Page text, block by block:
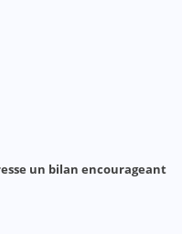
un bilan encourageant